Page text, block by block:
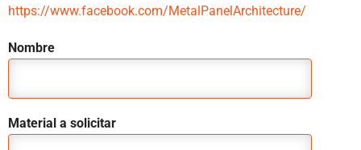
https://www.facebook.com/MetalPanelArchitecture/
Nombre
Material a solicitar